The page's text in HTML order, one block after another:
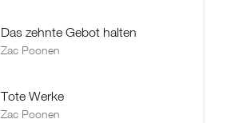
Das zehnte Gebot halten
Zac Poonen
Tote Werke
Zac Poonen